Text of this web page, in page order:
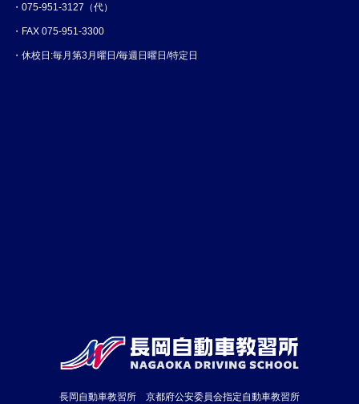
・075-951-3127（代）
・FAX 075-951-3300
・休校日:毎月第3月曜日/毎週日曜日/特定日
長岡自動車教習所 京都府公安委員会指定自動車教習所